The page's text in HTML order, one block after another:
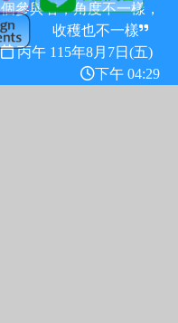
個參與者，角度不一樣，
收穫也不一樣
丙午 115年8月7日(五)
下午 04:29